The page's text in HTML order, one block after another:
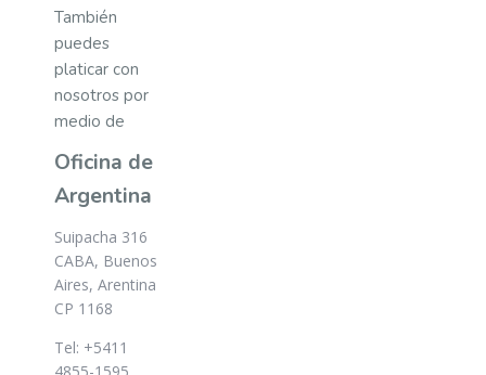
También
puedes
platicar con
nosotros por
medio de
Oficina de
Argentina
Suipacha 316
CABA, Buenos
Aires, Arentina
CP 1168
Tel: +5411
4855-1595